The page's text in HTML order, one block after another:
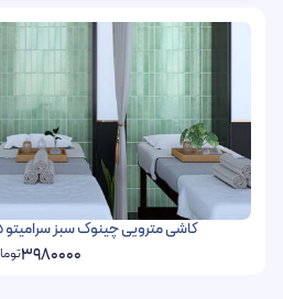
کاشی مترویی چینوک سبز سرامیتو 7.5 در 30 پرسلان براق
3980000تومان